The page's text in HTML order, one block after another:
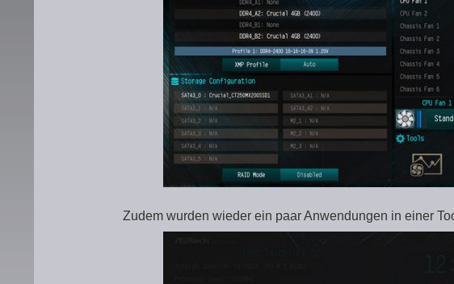
Zudem wurden wieder ein paar Anwendungen in einer